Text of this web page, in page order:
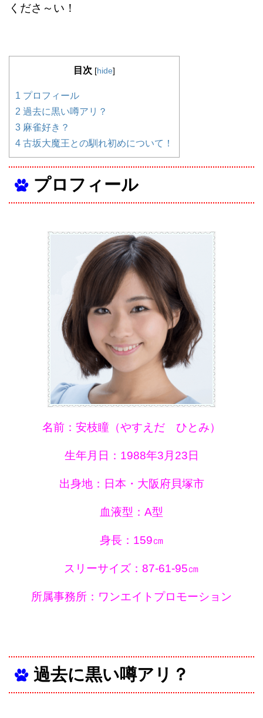
くださ～い！
目次 [hide]
1 プロフィール
2 過去に黒い噂アリ？
3 麻雀好き？
4 古坂大魔王との馴れ初めについて！
プロフィール
名前：安枝瞳（やすえだ ひとみ）
生年月日：1988年3月23日
出身地：日本・大阪府貝塚市
血液型：A型
身長：159㎝
スリーサイズ：87‐61‐95㎝
所属事務所：ワンエイトプロモーション
過去に黒い噂アリ？